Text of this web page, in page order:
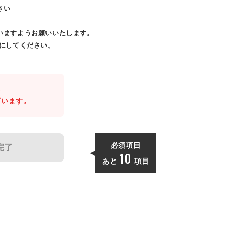
い
すようお願いいたします。
してください。
ます。
了 必須項目
あと 10 項目